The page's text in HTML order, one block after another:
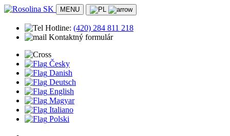
MENU
Hotline: (420) 284 811 218
Kontaktný formulár
Česky
Danish
Deutsch
English
Magyar
Italiano
Polski
Ubytovanie
Apartmán
Hotel
Kemping
Lokalita
Rosolina
Pláž
Doprava